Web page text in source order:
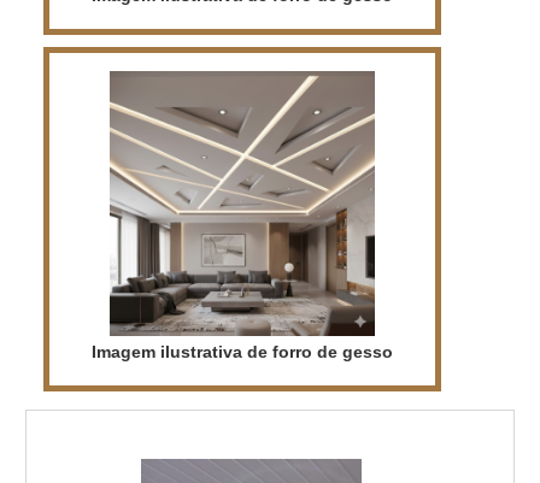
Imagem ilustrativa de forro de gesso